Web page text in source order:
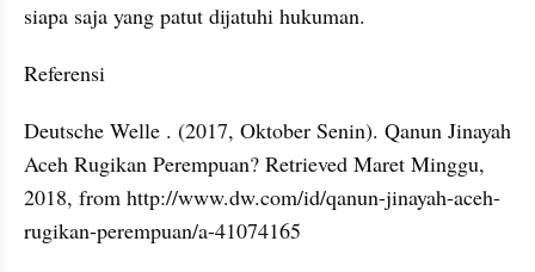
siapa saja yang patut dijatuhi hukuman.
Referensi
Deutsche Welle . (2017, Oktober Senin). Qanun Jinayah
Aceh Rugikan Perempuan? Retrieved Maret Minggu,
2018, from http://www.dw.com/id/qanun-jinayah-aceh-
rugikan-perempuan/a-41074165